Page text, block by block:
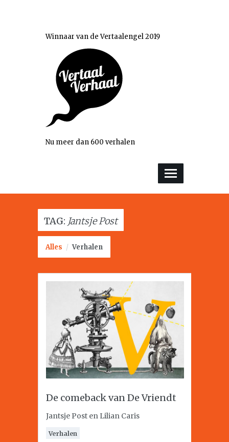
Winnaar van de Vertaalengel 2019
Nu meer dan 600 verhalen
TAG: Jantsje Post
Alles / Verhalen
De comeback van De Vriendt
Jantsje Post en Lilian Caris
Verhalen